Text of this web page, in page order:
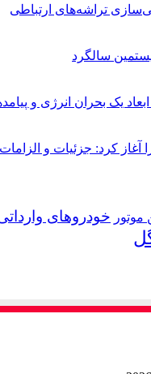
تراشه‌های ارتباطی
سالگرد
یک بحران انرژی و
آغاز کرد: جزئیات و الزامات
موتور خودروهای